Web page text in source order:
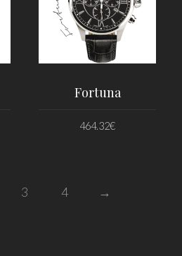
Fortuna
464.32€
3 4 →